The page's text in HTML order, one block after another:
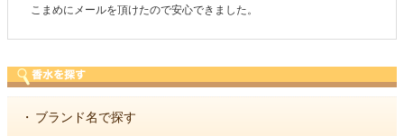
こまめにメールを頂けたので安心できました。
・ ブランド名で探す